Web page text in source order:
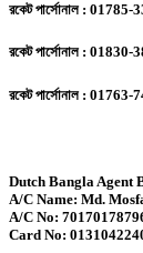
রকেট পার্সোনাল :
রকেট পার্সোনাল :
রকেট পার্সোনাল :
Dutch Bangla Agent
A/C Name: Md.
A/C No:
Card No: